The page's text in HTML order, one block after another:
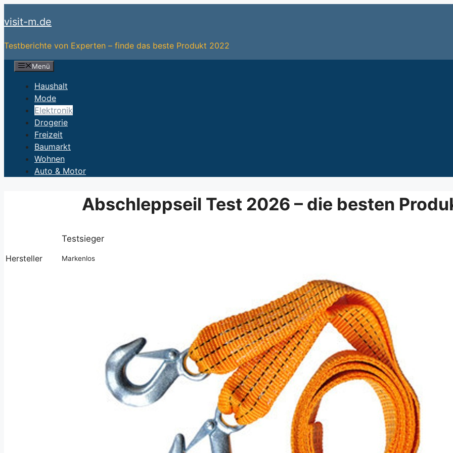
Inhalt
visit-m.de
Testberichte von Experten – finde das beste Produkt 2022
Menü
Haushalt
Mode
Elektronik
Drogerie
Freizeit
Baumarkt
Wohnen
Auto & Motor
Abschleppseil Test 2026 – die besten
Testsieger
Hersteller
Markenlos